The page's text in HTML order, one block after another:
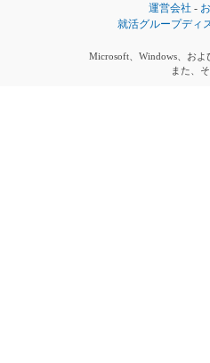
運営会社 -
就活グループディ
Microsoft、Windows、お
また、